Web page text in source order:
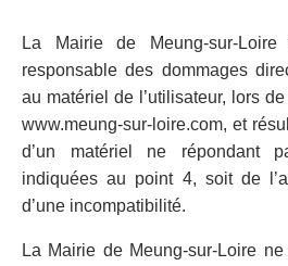
La Mairie de Meung-sur-
responsable des dommages
au matériel de l’utilisateur, lors
www.meung-sur-loire.com, et
d’un matériel ne répondant
indiquées au point 4, soit de
d’une incompatibilité.
La Mairie de Meung-sur-Loire